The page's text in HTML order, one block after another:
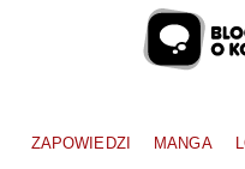
ZAPOWIEDZI MANGA